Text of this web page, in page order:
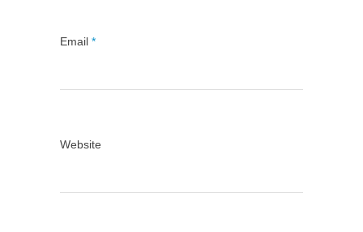
Email *
Website